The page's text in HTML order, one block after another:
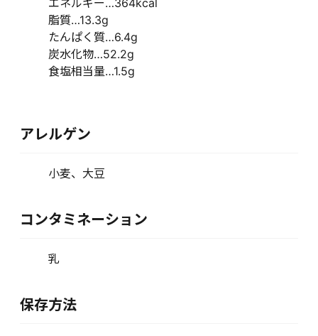
エネルギー…364kcal
脂質…13.3g
たんぱく質…6.4g
炭水化物…52.2g
食塩相当量…1.5g
アレルゲン
小麦、大豆
コンタミネーション
乳
保存方法